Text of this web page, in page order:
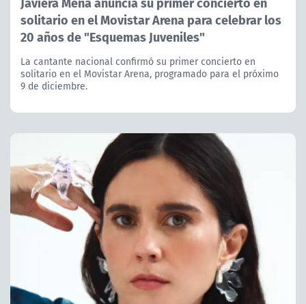
solitario en el Movistar Arena para celebrar los
20 años de "Esquemas Juveniles"
La cantante nacional confirmó su primer concierto en
solitario en el Movistar Arena, programado para el próximo
9 de diciembre.